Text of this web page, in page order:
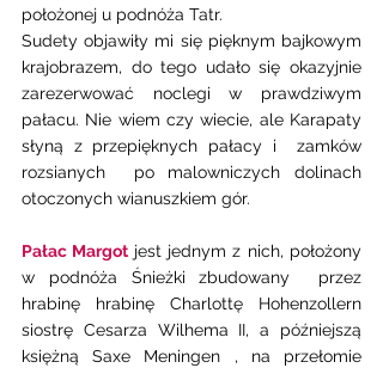
położonej u podnóża Tatr.
Sudety objawiły mi się pięknym bajkowym
krajobrazem, do tego udało się okazyjnie
zarezerwować noclegi w prawdziwym
pałacu. Nie wiem czy wiecie, ale Karapaty
słyną z przepięknych pałacy i  zamków
rozsianych  po malowniczych dolinach
otoczonych wianuszkiem gór.
Pałac Margot jest jednym z nich, położony
w podnóża Śnieżki zbudowany  przez
hrabinę hrabinę Charlottę Hohenzollern
siostrę Cesarza Wilhema II, a późniejszą
księżną Saxe Meningen , na przełomie